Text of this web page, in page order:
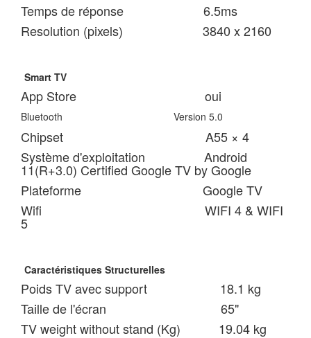
Temps de réponse 6.5ms
Resolution (pixels) 3840 x 2160
Smart TV
App Store oui
Bluetooth Version 5.0
Chipset A55 × 4
Système d'exploitation Android
11(R+3.0) Certified Google TV by Google
Plateforme Google TV
Wifi WIFI 4 & WIFI
5
Caractéristiques Structurelles
Poids TV avec support 18.1 kg
Taille de l'écran 65"
TV weight without stand (Kg) 19.04 kg